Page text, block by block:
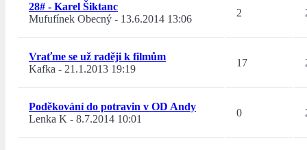
28# - Karel Šiktanc
Mufufínek Obecný - 13.6.2014 13:06
2
Vraťme se už raději k filmům
Kafka - 21.1.2013 19:19
17
Poděkování do potravin v OD Andy
Lenka K - 8.7.2014 10:01
0